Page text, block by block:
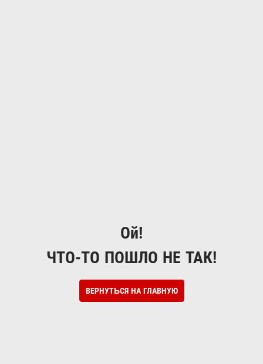
Ой!
ЧТО-ТО ПОШЛО НЕ ТАК!
ВЕРНУТЬСЯ НА ГЛАВНУЮ